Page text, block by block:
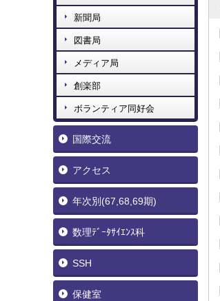
新聞局
図書局
メディア局
創楽部
ボランティア同好会
国際交流
アクセス
年次別(67,68,69期)
数理ﾃﾞｰﾀｻｲｴﾝｽ科
SSH
保健室